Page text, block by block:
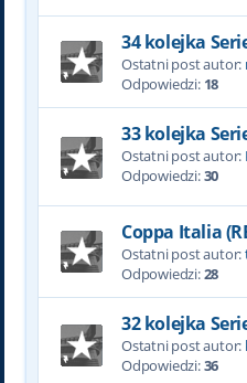
34 kolejka
Ostatni post autor:
Odpowiedzi: 18
33 kolejka
Ostatni post autor:
Odpowiedzi:30
Coppa Italia
Ostatni post autor:
Odpowiedzi:28
32 kolejka
Ostatni post autor:
Odpowiedzi:36